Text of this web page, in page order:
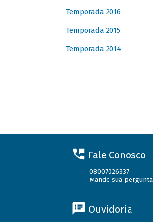
Temporada 2016
Temporada 2015
Temporada 2014
Fale Conosco
08007026337
Mande sua pergunta
Ouvidoria